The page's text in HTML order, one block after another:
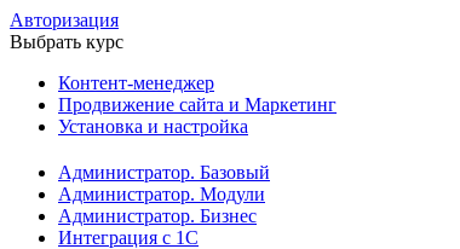
Авторизация
Выбрать курс
Контент-менеджер
Продвижение сайта и Маркетинг
Установка и настройка
Администратор. Базовый
Администратор. Модули
Администратор. Бизнес
Интеграция с 1С